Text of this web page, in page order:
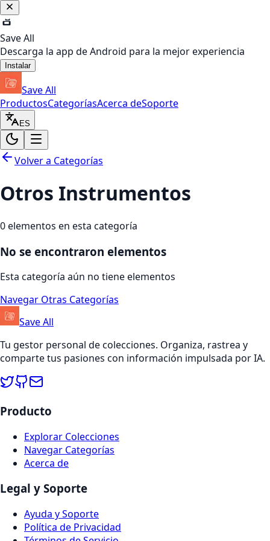
Save All
Descarga la app de Android para la mejor experiencia
Instalar
Save All
ProductosCategoríasAcerca deSoporte
ES
Volver a Categorías
Otros Instrumentos
0elementos en esta categoría
No se encontraron elementos
Esta categoría aún no tiene elementos
Navegar Otras Categorías
Save All
Tu gestor personal de colecciones. Organiza, rastrea y
comparte tus pasiones con información impulsada por IA.
Producto
Explorar Colecciones
Navegar Categorías
Acerca de
Legal y Soporte
Ayuda y Soporte
Política de Privacidad